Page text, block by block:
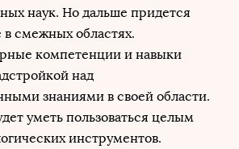
наук. Но дальше придется
в смежных областях.
компетенции и навыки
над
знаниями в своей области.
уметь пользоваться целым
инструментов.